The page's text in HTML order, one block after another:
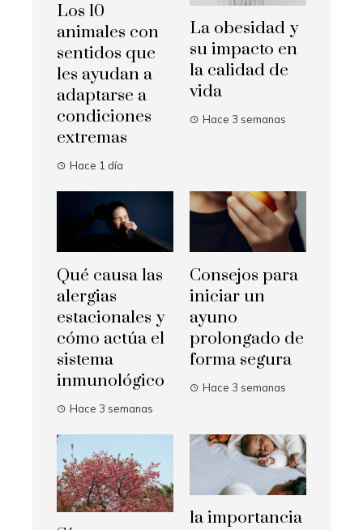
Los 10
animales con
sentidos que
les ayudan a
adaptarse a
condiciones
extremas
Hace 1 día
La obesidad y
su impacto en
la calidad de
vida
Hace 3 semanas
Qué causa las
alergias
estacionales y
cómo actúa el
sistema
inmunológico
Hace 3 semanas
Consejos para
iniciar un
ayuno
prolongado de
forma segura
Hace 3 semanas
la importancia